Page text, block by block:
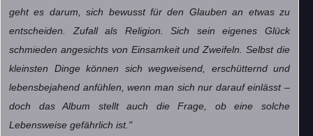
geht es darum, sich bewusst für den Glauben an etwas zu
entscheiden. Zufall als Religion. Sich sein eigenes Glück
schmieden angesichts von Einsamkeit und Zweifeln. Selbst die
kleinsten Dinge können sich wegweisend, erschütternd und
lebensbejahend anfühlen, wenn man sich nur darauf einlässt –
doch das Album stellt auch die Frage, ob eine solche
Lebensweise gefährlich ist."